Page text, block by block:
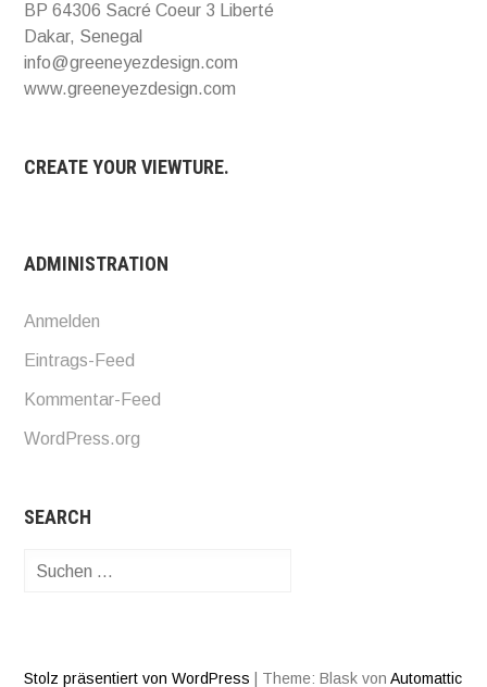
BP 64306 Sacré Coeur 3 Liberté
Dakar, Senegal
info@greeneyezdesign.com
www.greeneyezdesign.com
CREATE YOUR VIEWTURE.
ADMINISTRATION
Anmelden
Eintrags-Feed
Kommentar-Feed
WordPress.org
SEARCH
Suchen
Stolz präsentiert von WordPress Theme: Blask vonAutomattic